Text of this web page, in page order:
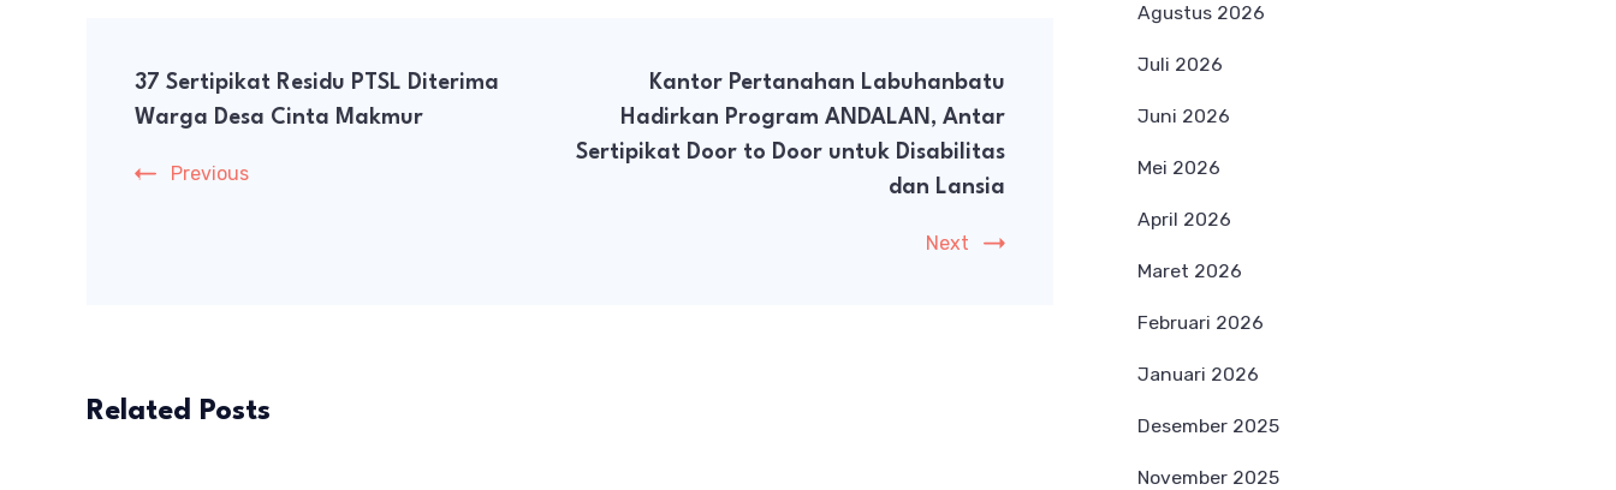
Navigation
37 Sertipikat Residu PTSL Diterima
Warga Desa Cinta Makmur
Previous
Kantor Pertanahan Labuhanbatu
Hadirkan Program ANDALAN, Antar
Sertipikat Door to Door untuk Disabilitas
dan Lansia
Next
Related Posts
Agustus 2026
Juli 2026
Juni 2026
Mei 2026
April 2026
Maret 2026
Februari 2026
Januari 2026
Desember 2025
November 2025